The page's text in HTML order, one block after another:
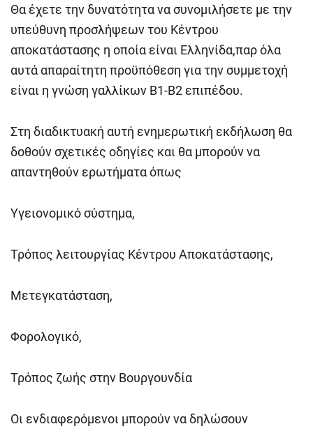
Θα έχετε την δυνατότητα να συνομιλήσετε με την
υπεύθυνη προσλήψεων του Κέντρου
αποκατάστασης η οποία είναι Ελληνίδα,παρ όλα
αυτά απαραίτητη προϋπόθεση για την συμμετοχή
είναι η γνώση γαλλίκων Β1-Β2 επιπέδου.
Στη διαδικτυακή αυτή ενημερωτική εκδήλωση θα
δοθούν σχετικές οδηγίες και θα μπορούν να
απαντηθούν ερωτήματα όπως
Υγειονομικό σύστημα,
Τρόπος λειτουργίας Κέντρου Αποκατάστασης,
Μετεγκατάσταση,
Φορολογικό,
Τρόπος ζωής στην Βουργουνδία
Οι ενδιαφερόμενοι μπορούν να δηλώσουν